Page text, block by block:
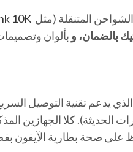
المتنقلة (مثل
بالضمان، و بألوان
على صحة بطارية الآيفون